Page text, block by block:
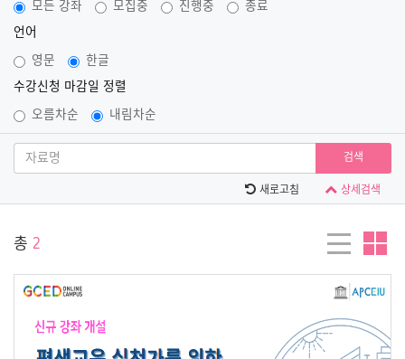
모든 강좌 모집중 진행중 종료
언어
영문 한글
수강신청 마감일 정렬
오름차순 내림차순
검색
새로고침 상세검색
총 2